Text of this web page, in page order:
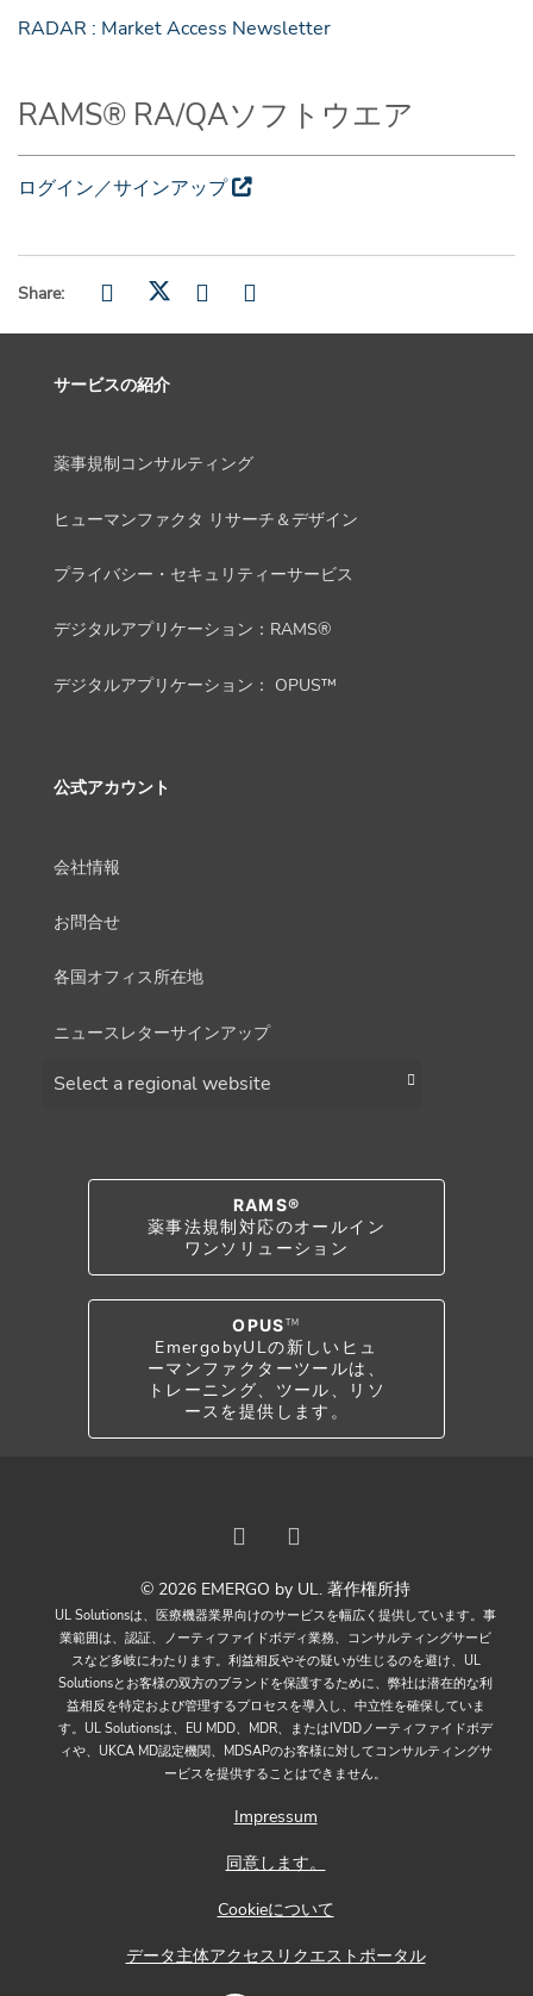
RADAR : Market Access Newsletter
RAMS® RA/QAソフトウエア
ログイン／サインアップ
Share:
サービスの紹介
薬事規制コンサルティング
ヒューマンファクタ リサーチ＆デザイン
プライバシー・セキュリティーサービス
デジタルアプリケーション：RAMS®
デジタルアプリケーション： OPUS™
公式アカウント
会社情報
お問合せ
各国オフィス所在地
ニュースレターサインアップ
RAMS®
薬事法規制対応のオールイン
ワンソリューション
OPUS TM
EmergobyULの新しいヒュ
ーマンファクターツールは、
トレーニング、ツール、リソ
ースを提供します。
© 2026 EMERGO by UL. 著作権所持
UL Solutionsは、医療機器業界向けのサービスを幅広く提供しています。事
業範囲は、認証、ノーティファイドボディ業務、コンサルティングサービ
スなど多岐にわたります。利益相反やその疑いが生じるのを避け、UL
Solutionsとお客様の双方のブランドを保護するために、弊社は潜在的な利
益相反を特定および管理するプロセスを導入し、中立性を確保していま
す。UL Solutionsは、EU MDD、MDR、またはIVDDノーティファイドボデ
ィや、UKCA MD認定機関、MDSAPのお客様に対してコンサルティングサ
ービスを提供することはできません。
Impressum
同意します。
Cookieについて
データ主体アクセスリクエストポータル